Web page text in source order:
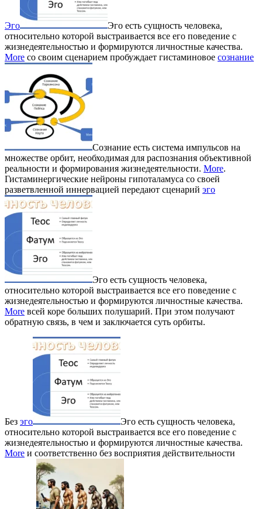
Эго
Эго есть сущность человека,
относительно которой выстраивается все его поведение с
жизнедеятельностью и формируются личностные качества.
More со своим сценарием пробуждает гистаминовое сознание
Сознание есть система импульсов на
множестве орбит, необходимая для распознания объективной
реальности и формирования жизнедеятельности. More.
Гистаминергические нейроны гипоталамуса со своей
разветвленной иннервацией передают сценарий эго
Эго есть сущность человека,
относительно которой выстраивается все его поведение с
жизнедеятельностью и формируются личностные качества.
More всей коре больших полушарий. При этом получают
обратную связь, в чем и заключается суть орбиты.
Без эго
Эго есть сущность человека,
относительно которой выстраивается все его поведение с
жизнедеятельностью и формируются личностные качества.
More и соответственно без восприятия действительности